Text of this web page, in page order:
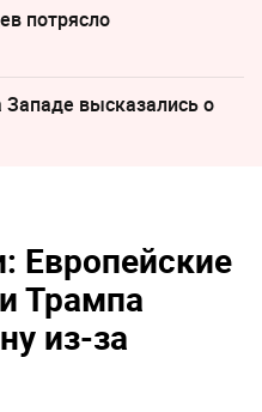
потрясло
Западе высказались о
Европейские
Трампа
из-за